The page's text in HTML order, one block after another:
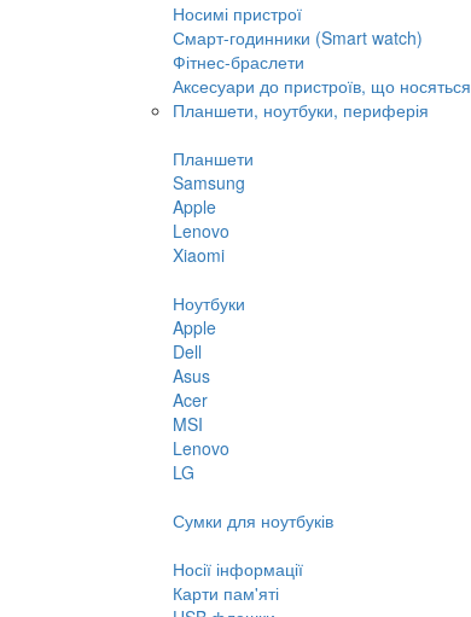
Носимі пристрої
Смарт-годинники (Smart watch)
Фітнес-браслети
Аксесуари до пристроїв, що носяться
Планшети, ноутбуки, периферія
Планшети
Samsung
Apple
Lenovo
Xiaomi
Ноутбуки
Apple
Dell
Asus
Acer
MSI
Lenovo
LG
Сумки для ноутбуків
Носії інформації
Карти пам'яті